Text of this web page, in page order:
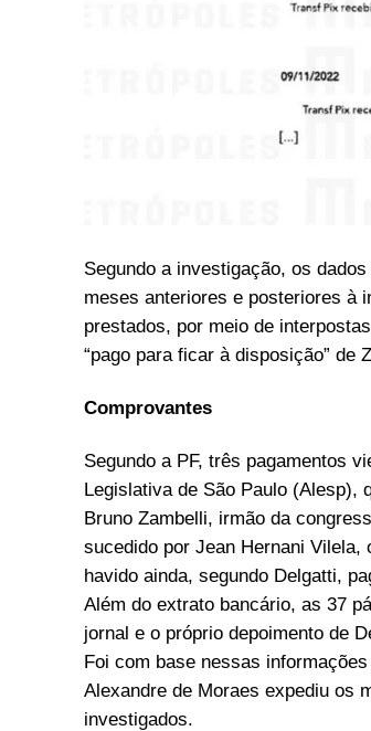
Segundo a investigação, os
meses anteriores e posteriores à
prestados, por meio de
“pago para ficar à disposição” de
Comprovantes
Segundo a PF, três pagamentos
Legislativa de São Paulo (Alesp),
Bruno Zambelli, irmão da
sucedido por Jean Hernani
havido ainda, segundo Delgatti,
Além do extrato bancário, as 37
jornal e o próprio depoimento de
Foi com base nessas
Alexandre de Moraes expediu os
investigados.